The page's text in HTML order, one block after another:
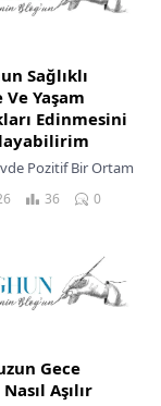
Sağlıklı
Yaşam
Edinmesini
Pozitif Bir Ortam
Zamanlarını
Çevirmek
Çocukları
36 0
Gece
Aşılır